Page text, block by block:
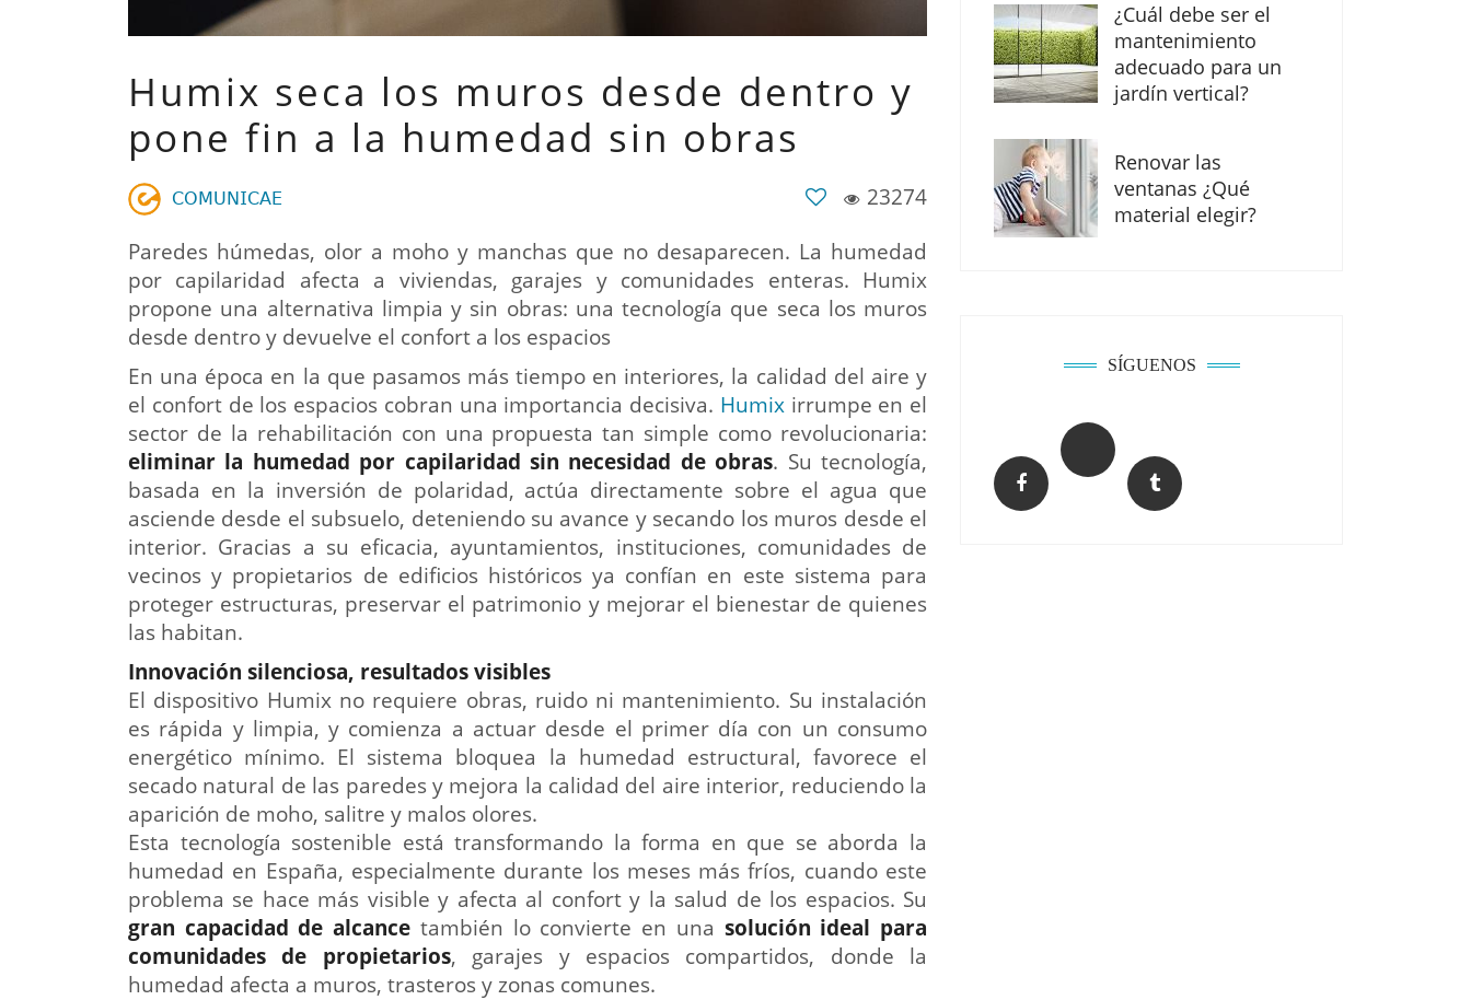
Humix seca los muros desde dentro y
pone fin a la humedad sin obras
𝖢𝖮𝖬𝖴𝖭𝖨𝖢𝖠𝖤
23274
Paredes húmedas, olor a moho y manchas que no desaparecen. La humedad
por capilaridad afecta a viviendas, garajes y comunidades enteras. Humix
propone una alternativa limpia y sin obras: una tecnología que seca los muros
desde dentro y devuelve el confort a los espacios
En una época en la que pasamos más tiempo en interiores, la calidad del aire y
el confort de los espacios cobran una importancia decisiva. Humixirrumpe en el
sector de la rehabilitación con una propuesta tan simple como revolucionaria:
eliminar la humedad por capilaridad sin necesidad de obras. Su tecnología,
basada en la inversión de polaridad, actúa directamente sobre el agua que
asciende desde el subsuelo, deteniendo su avance y secando los muros desde el
interior. Gracias a su eficacia, ayuntamientos, instituciones, comunidades de
vecinos y propietarios de edificios históricos ya confían en este sistema para
proteger estructuras, preservar el patrimonio y mejorar el bienestar de quienes
las habitan.
Innovación silenciosa, resultados visibles
El dispositivo Humix no requiere obras, ruido ni mantenimiento. Su instalación
es rápida y limpia, y comienza a actuar desde el primer día con un consumo
energético mínimo. El sistema bloquea la humedad estructural, favorece el
secado natural de las paredes y mejora la calidad del aire interior, reduciendo la
aparición de moho, salitre y malos olores.
Esta tecnología sostenible está transformando la forma en que se aborda la
humedad en España, especialmente durante los meses más fríos, cuando este
problema se hace más visible y afecta al confort y la salud de los espacios. Su
gran capacidad de alcance también lo convierte en una solución ideal para
comunidades de propietarios, garajes y espacios compartidos, donde la
humedad afecta a muros, trasteros y zonas comunes.
¿Cuál debe ser el
mantenimiento
adecuado para un
jardín vertical?
Renovar las
ventanas ¿Qué
material elegir?
SÍGUENOS